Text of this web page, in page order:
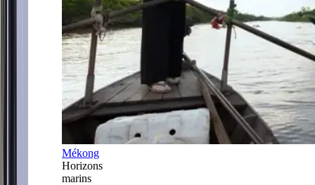
Mékong
Horizons
marins